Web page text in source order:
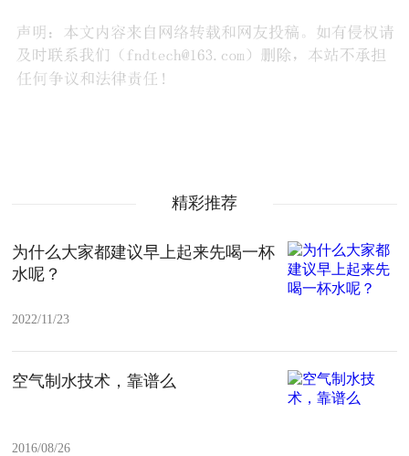
精彩推荐
为什么大家都建议早上起来先喝一杯
水呢？
2022/11/23
空气制水技术，靠谱么
2016/08/26